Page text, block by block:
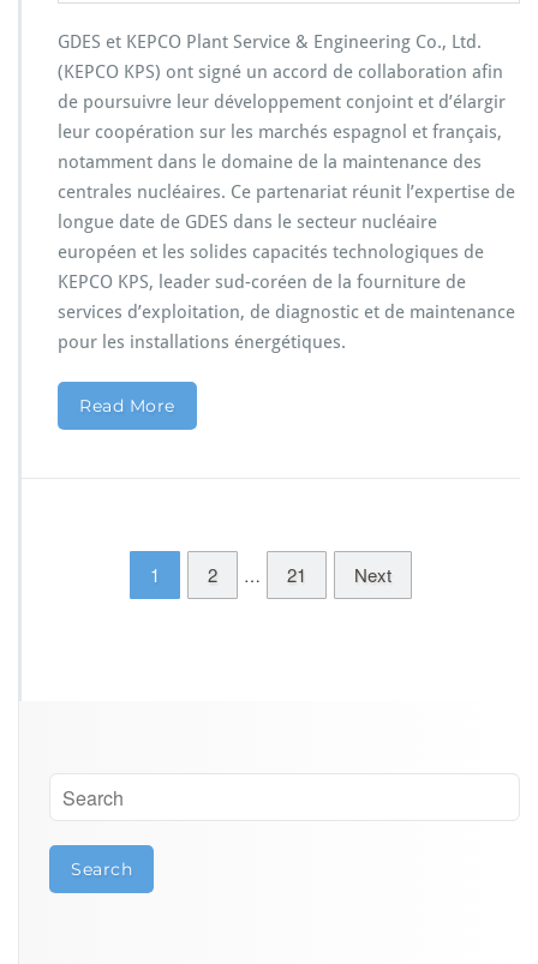
GDES et KEPCO Plant Service & Engineering Co., Ltd.
(KEPCO KPS) ont signé un accord de collaboration afin
de poursuivre leur développement conjoint et d’élargir
leur coopération sur les marchés espagnol et français,
notamment dans le domaine de la maintenance des
centrales nucléaires. Ce partenariat réunit l’expertise de
longue date de GDES dans le secteur nucléaire
européen et les solides capacités technologiques de
KEPCO KPS, leader sud-coréen de la fourniture de
services d’exploitation, de diagnostic et de maintenance
pour les installations énergétiques.
Read More
1 2 … 21 Next